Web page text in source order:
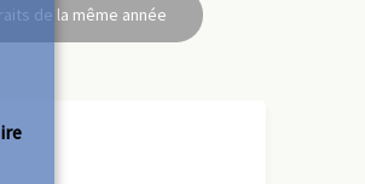
de la même année